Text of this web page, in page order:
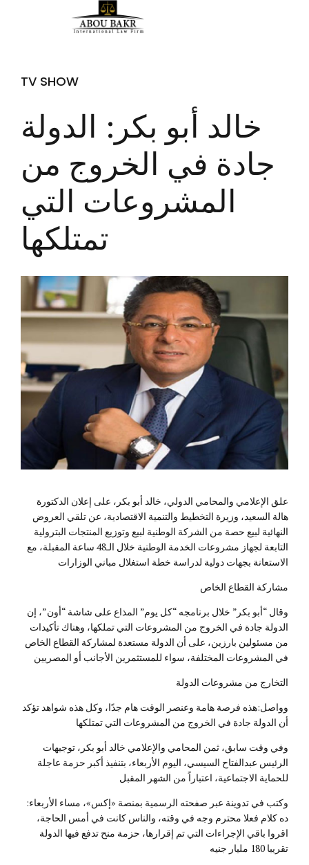
TV SHOW
خالد أبو بكر: الدولة
جادة في الخروج من
المشروعات التي
تمتلكها
علق الإعلامي والمحامي الدولي، خالد أبو بكر، على إعلان الدكتورة
هالة السعيد، وزيرة التخطيط والتنمية الاقتصادية، عن تلقي العروض
النهائية لبيع حصة من الشركة الوطنية لبيع وتوزيع المنتجات البترولية
التابعة لجهاز مشروعات الخدمة الوطنية خلال الـ48 ساعة المقبلة، مع
الاستعانة بجهات دولية لدراسة خطة استغلال مباني الوزارات
مشاركة القطاع الخاص
وقال “أبو بكر” خلال برنامجه “كل يوم” المذاع على شاشة “أون”، إن
الدولة جادة في الخروج من المشروعات التي تملكها، وهناك تأكيدات
من مسئولين بارزين، على أن الدولة مستعدة لمشاركة القطاع الخاص
في المشروعات المختلفة، سواء للمستثمرين الأجانب أو المصريين
التخارج من مشروعات الدولة
وواصل:هذه فرصة هامة وعنصر الوقت هام جدًا، وكل هذه شواهد تؤكد
أن الدولة جادة في الخروج من المشروعات التي تمتلكها
وفي وقت سابق، ثمن المحامي والإعلامي خالد أبو بكر، توجيهات
الرئيس عبدالفتاح السيسي، اليوم الأربعاء، بتنفيذ أكبر حزمة عاجلة
للحماية الاجتماعية، اعتباراً من الشهر المقبل
وكتب في تدوينة عبر صفحته الرسمية بمنصة «إكس»، مساء الأربعاء:
ده كلام فعلا محترم وجه في وقته، والناس كانت في أمس الحاجة،
اقروا باقي الإجراءات التي تم إقرارها، حزمة منح تدفع فيها الدولة
تقريبا 180 مليار جنيه